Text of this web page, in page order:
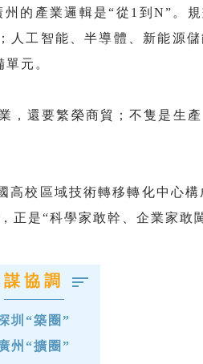
州的產業邏輯是“從1到N”。
工智能、半導體、新能源
元。
還要繁榮商貿；不隻是生
校區域技術轉移轉化中心
是“科學家敢幹、企業家敢
謀協調
圳“築圈”
州“擴圈”